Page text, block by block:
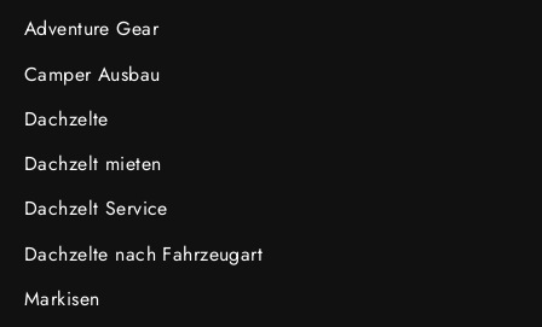
Adventure Gear
Camper Ausbau
Dachzelte
Dachzelt mieten
Dachzelt Service
Dachzelte nach Fahrzeugart
Markisen